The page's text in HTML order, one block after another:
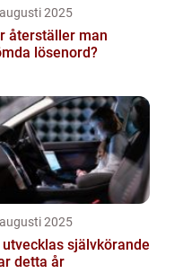
2025
återställer man
lösenord?
2025
utvecklas självkörande
detta år